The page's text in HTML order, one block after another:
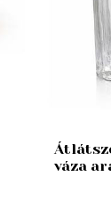
váza